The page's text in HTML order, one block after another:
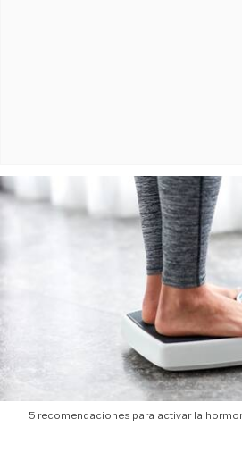
5 recomendaciones para activar la